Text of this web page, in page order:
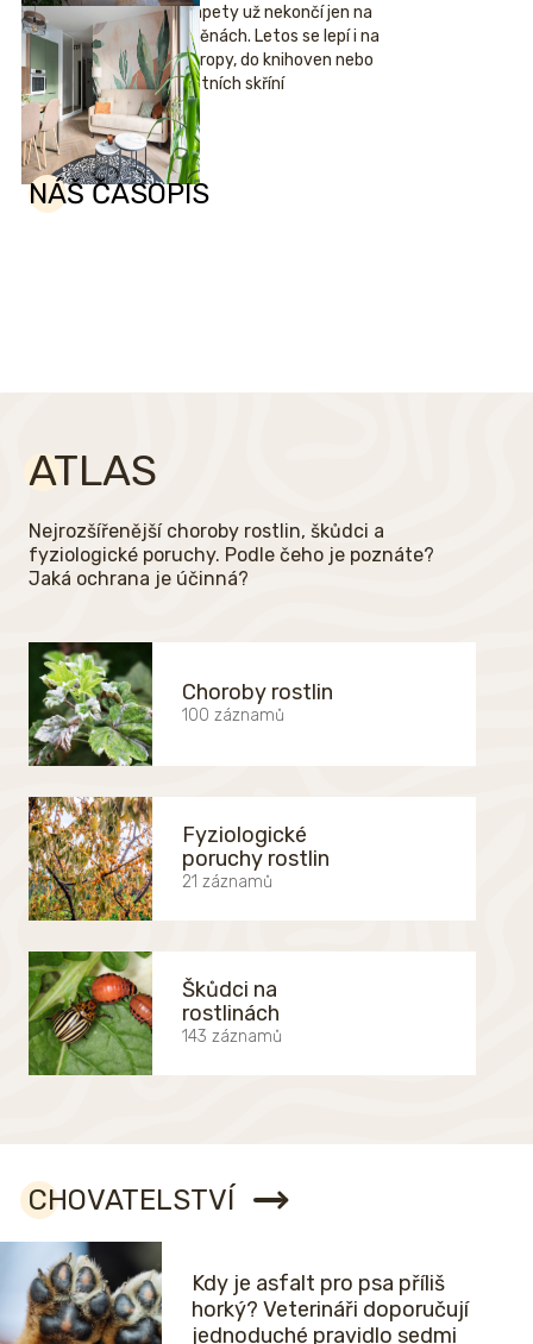
Tapety už nekončí jen na
stěnách. Letos se lepí i na
stropy, do knihoven nebo
šatních skříní
NÁŠ ČASOPIS
ATLAS
Nejrozšířenější choroby rostlin, škůdci a
fyziologické poruchy. Podle čeho je poznáte?
Jaká ochrana je účinná?
Choroby rostlin
100 záznamů
Fyziologické
poruchy rostlin
21 záznamů
Škůdci na
rostlinách
143 záznamů
CHOVATELSTVÍ
Kdy je asfalt pro psa příliš
horký? Veterináři doporučují
jednoduché pravidlo sedmi